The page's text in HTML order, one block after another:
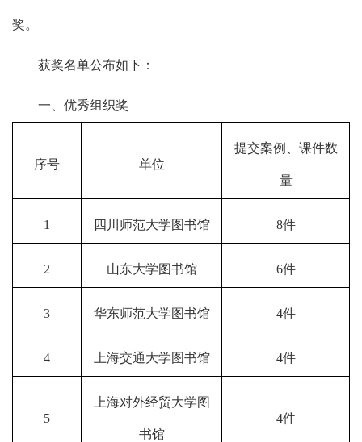
奖。
获奖名单公布如下：
一、优秀组织奖
序号 单位
提交案例、课件数
量
1 四川师范大学图书馆 8件
2 山东大学图书馆 6件
3 华东师范大学图书馆 4件
4 上海交通大学图书馆 4件
5
上海对外经贸大学图
书馆
4件